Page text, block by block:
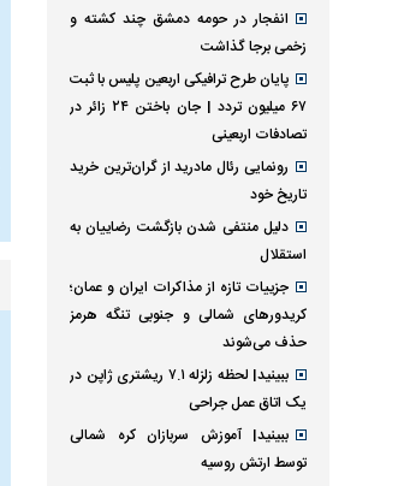
انفجار در حومه دمشق چند کشته و
زخمی برجا گذاشت
پایان طرح ترافیکی اربعین پلیس با ثبت
۶۷ میلیون تردد | جان باختن ۲۴ زائر در
تصادفات اربعینی
رونمایی رئال مادرید از گران‌ترین خرید
تاریخ خود
دلیل منتفی شدن بازگشت رضاییان به
استقلال
جزییات تازه از مذاکرات ایران و عمان؛
کریدورهای شمالی و جنوبی تنگه هرمز
حذف می‌شوند
ببینید| لحظه زلزله ۷.۱ ریشتری ژاپن در
یک اتاق عمل جراحی
ببینید| آموزش سربازان کره شمالی
توسط ارتش روسیه